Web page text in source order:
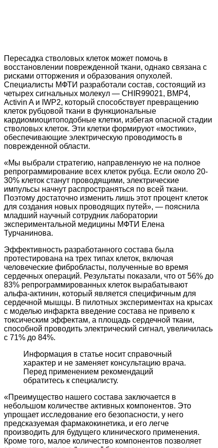
Пересадка стволовых клеток может помочь в
восстановлении поврежденной ткани, однако связана с
рисками отторжения и образования опухолей.
Специалисты МФТИ разработали состав, состоящий из
четырех сигнальных молекул — CHIR99021, BMP4,
Activin A и IWP2, который способствует превращению
клеток рубцовой ткани в функциональные
кардиомиоцитоподобные клетки, избегая опасной стадии
стволовых клеток. Эти клетки формируют «мостики»,
обеспечивающие электрическую проводимость в
поврежденной области.
«Мы выбрали стратегию, направленную не на полное
репрограммирование всех клеток рубца. Если около 20-
30% клеток станут проводящими, электрические
импульсы начнут распространяться по всей ткани.
Поэтому достаточно изменить лишь этот процент клеток
для создания новых проводящих путей», — пояснила
младший научный сотрудник лаборатории
экспериментальной медицины МФТИ Елена
Турчанинова.
Эффективность разработанного состава была
протестирована на трех типах клеток, включая
человеческие фибробласты, полученные во время
сердечных операций. Результаты показали, что от 56% до
83% репрограммированных клеток вырабатывают
альфа-актинин, который является специфичным для
сердечной мышцы. В пилотных экспериментах на крысах
с моделью инфаркта введение состава не привело к
токсическим эффектам, а площадь сердечной ткани,
способной проводить электрический сигнал, увеличилась
с 71% до 84%.
Информация в статье носит справочный
характер и не заменяет консультацию врача.
Перед применением рекомендаций
обратитесь к специалисту.
«Преимущество нашего состава заключается в
небольшом количестве активных компонентов. Это
упрощает исследование его безопасности, у него
предсказуемая фармакокинетика, и его легче
производить для будущего клинического применения.
Кроме того, малое количество компонентов позволяет